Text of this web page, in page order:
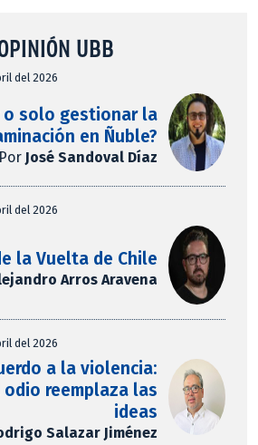
UBB
del 2026
o solo gestionar la
en Ñuble?
Por José Sandoval Díaz
del 2026
la Vuelta de Chile
Arros Aravena
del 2026
a la violencia:
reemplaza las
ideas
Salazar Jiménez